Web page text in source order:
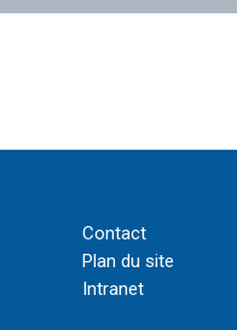
Contact
Plan du site
Intranet